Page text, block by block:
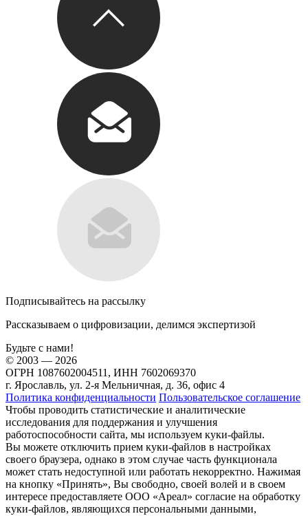
Подписывайтесь на рассылку
Рассказываем о цифровизации, делимся экспертизой
Будьте с нами!
© 2003 — 2026
ОГРН 1087602004511, ИНН 7602069370
г. Ярославль, ул. 2-я Мельничная, д. 36, офис 4
Политика конфиденциальности Пользовательское соглашение
Чтобы проводить статистические и аналитические
исследования для поддержания и улучшения
работоспособности сайта, мы используем куки-файлы.
Вы можете отключить прием куки-файлов в настройках
своего браузера, однако в этом случае часть функционала
может стать недоступной или работать некорректно. Нажимая
на кнопку «Принять», Вы свободно, своей волей и в своем
интересе предоставляете ООО «Ареал» согласие на обработку
куки-файлов, являющихся персональными данными,